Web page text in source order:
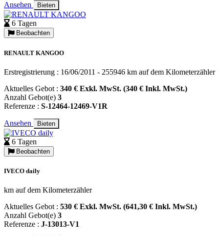
Ansehen Bieten
6 Tagen
Beobachten
RENAULT KANGOO
Erstregistrierung : 16/06/2011 - 255946 km auf dem Kilometerzähler
Aktuelles Gebot : 340 € Exkl. MwSt. (340 € Inkl. MwSt.)
Anzahl Gebot(e) 3
Referenze : S-12464-12469-V1R
Ansehen Bieten
6 Tagen
Beobachten
IVECO daily
km auf dem Kilometerzähler
Aktuelles Gebot : 530 € Exkl. MwSt. (641,30 € Inkl. MwSt.)
Anzahl Gebot(e) 3
Referenze : J-13013-V1